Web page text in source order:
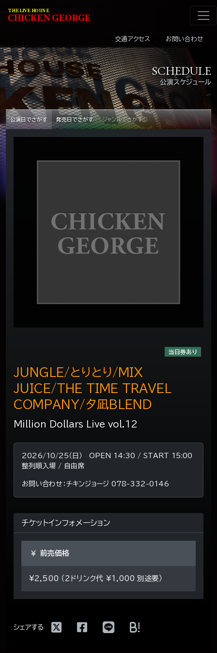
メインナビゲーショ
THE LIVE HOUSE
CHICKENGEORGE
交通アクセス お問い合わせ
公演スケジュール
SCHEDULE
公演日でさがす 発売日でさがす ジャンルでさがす
当日券あり
Million Dollars Live vol.12
JUNGLE/とりとり/MIX
JUICE/THE TIME TRAVEL
COMPANY/夕凪BLEND
2026/10/25（日） OPEN 14:30 / START 15:00
整列順入場 / 自由席
お問い合わせ：チキンジョージ 078-332-0146
チケットインフォメーション
前売価格
¥2,500 （2ドリンク代 ¥1,000 別途要）
シェアする !